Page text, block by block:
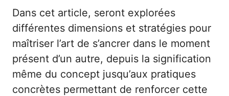
Dans cet article, seront explorées
différentes dimensions et stratégies pour
maîtriser l’art de s’ancrer dans le moment
présent d’un autre, depuis la signification
même du concept jusqu’aux pratiques
concrètes permettant de renforcer cette